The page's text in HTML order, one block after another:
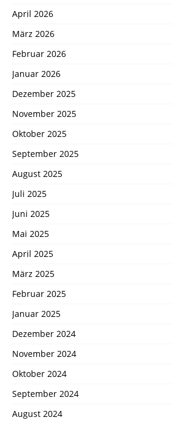
April 2026
März 2026
Februar 2026
Januar 2026
Dezember 2025
November 2025
Oktober 2025
September 2025
August 2025
Juli 2025
Juni 2025
Mai 2025
April 2025
März 2025
Februar 2025
Januar 2025
Dezember 2024
November 2024
Oktober 2024
September 2024
August 2024